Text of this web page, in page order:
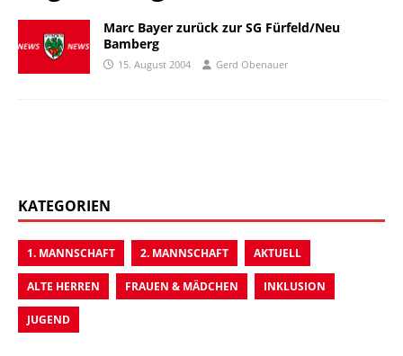
Marc Bayer zurück zur SG Fürfeld/Neu
Bamberg
15. August 2004 Gerd Obenauer
KATEGORIEN
1. MANNSCHAFT 2. MANNSCHAFT AKTUELL
ALTE HERREN FRAUEN & MÄDCHEN INKLUSION
JUGEND